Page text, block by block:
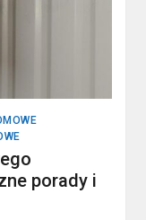
porady i